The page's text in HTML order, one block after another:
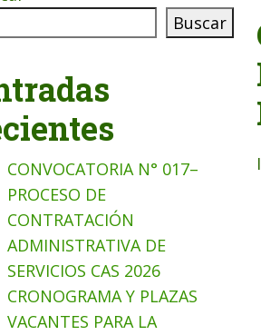
Buscar
CONVOCATORIA N° 017–
PROCESO DE
CONTRATACIÓN
ADMINISTRATIVA DE
SERVICIOS CAS 2026
CRONOGRAMA Y PLAZAS
VACANTES PARA LA